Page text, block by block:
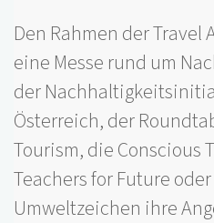
Den Rahmen der
eine Messe rund um
der
Österreich, der
Tourism, die Conscious
Teachers for Future
Umweltzeichen ihre